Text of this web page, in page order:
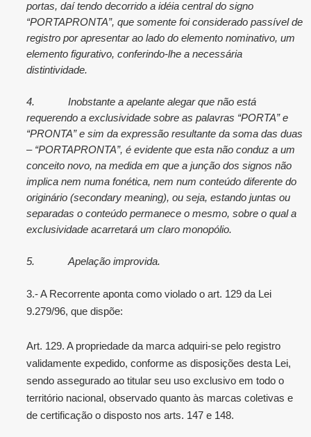
portas, daí tendo decorrido a idéia central do signo
“PORTAPRONTA”, que somente foi considerado passível de
registro por apresentar ao lado do elemento nominativo, um
elemento figurativo, conferindo-lhe a necessária
distintividade.
4.
Inobstante a apelante alegar que não está
requerendo a exclusividade sobre as palavras “PORTA” e
“PRONTA” e sim da expressão resultante da soma das duas
– “PORTAPRONTA”, é evidente que esta não conduz a um
conceito novo, na medida em que a junção dos signos não
implica nem numa fonética, nem num conteúdo diferente do
originário (secondary meaning), ou seja, estando juntas ou
separadas o conteúdo permanece o mesmo, sobre o qual a
exclusividade acarretará um claro monopólio.
5. Apelação improvida.
3.- A Recorrente aponta como violado o art. 129 da Lei
9.279/96, que dispõe:
Art. 129. A propriedade da marca adquiri-se pelo registro
validamente expedido, conforme as disposições desta Lei,
sendo assegurado ao titular seu uso exclusivo em todo o
território nacional, observado quanto às marcas coletivas e
de certificação o disposto nos arts. 147 e 148.